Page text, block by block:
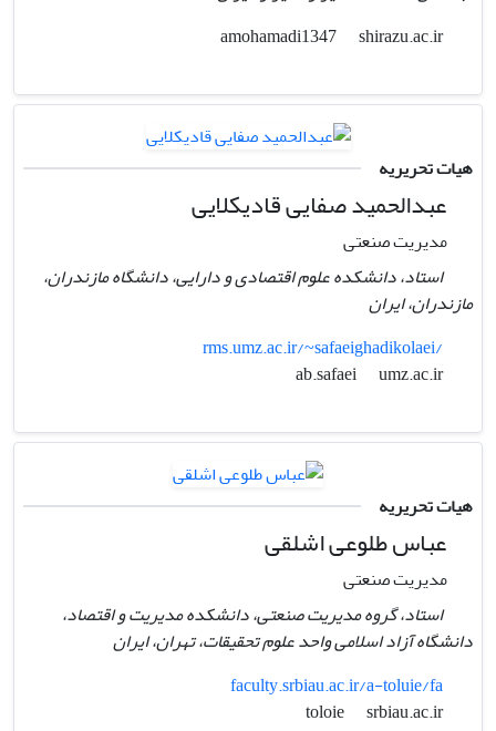
amohamadi1347
shirazu.ac.ir
هیات تحریریه
عبدالحمید صفایی قادیکلایی
مدیریت صنعتی
استاد، دانشکده علوم اقتصادی و دارایی، دانشگاه مازندران،
مازندران،‌ ایران
rms.umz.ac.ir/~safaeighadikolaei/
ab.safaei
umz.ac.ir
هیات تحریریه
عباس طلوعی اشلقی
مدیریت صنعتی
استاد، گروه مدیریت صنعتی، دانشکده مدیریت و اقتصاد،
دانشگاه آزاد اسلامی واحد علوم تحقیقات، تهران، ایران
faculty.srbiau.ac.ir/a-toluie/fa
toloie
srbiau.ac.ir